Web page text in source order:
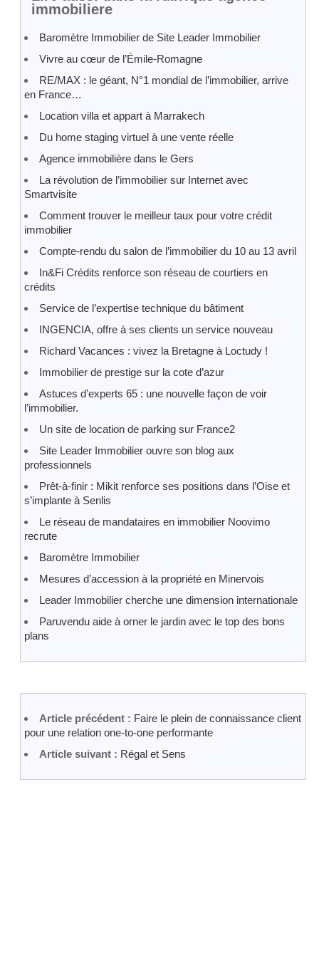
immobiliere
Baromètre Immobilier de Site Leader Immobilier
Vivre au cœur de l’Émile-Romagne
RE/MAX : le géant, N°1 mondial de l’immobilier, arrive
en France…
Location villa et appart à Marrakech
Du home staging virtuel à une vente réelle
Agence immobilière dans le Gers
La révolution de l’immobilier sur Internet avec
Smartvisite
Comment trouver le meilleur taux pour votre crédit
immobilier
Compte-rendu du salon de l’immobilier du 10 au 13 avril
In&Fi Crédits renforce son réseau de courtiers en
crédits
Service de l’expertise technique du bâtiment
INGENCIA, offre à ses clients un service nouveau
Richard Vacances : vivez la Bretagne à Loctudy !
Immobilier de prestige sur la cote d’azur
Astuces d’experts 65 : une nouvelle façon de voir
l’immobilier.
Un site de location de parking sur France2
Site Leader Immobilier ouvre son blog aux
professionnels
Prêt-à-finir : Mikit renforce ses positions dans l’Oise et
s’implante à Senlis
Le réseau de mandataires en immobilier Noovimo
recrute
Baromètre Immobilier
Mesures d’accession à la propriété en Minervois
Leader Immobilier cherche une dimension internationale
Paruvendu aide à orner le jardin avec le top des bons
plans
Article précédent : Faire le plein de connaissance client
pour une relation one-to-one performante
Article suivant : Régal et Sens